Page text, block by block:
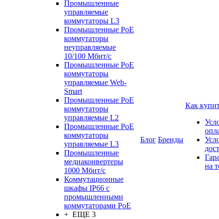
Промышленные
управляемые
коммутаторы L3
Промышленные PoE
коммутаторы
неуправляемые
10/100 Мбит/с
Промышленные PoE
коммутаторы
управляемые Web-
Smart
Промышленные PoE
коммутаторы
управляемые L2
Промышленные PoE
коммутаторы
управляемые L3
Промышленные
медиаконвертеры
1000 Мбит/с
Коммутационные
шкафы IP66 c
промышленными
коммутаторами PoE
+ ЕЩЕ 3
Блог Бренды
Как
на